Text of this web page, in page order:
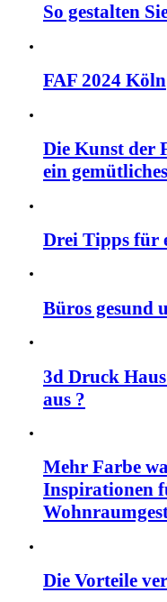
So gestalten
FAF 2024 Köln
Die Kunst der
ein
Drei Tipps für
Büros gesund
3d Druck
aus ?
Mehr Farbe
Inspirationen
Die Vorteile